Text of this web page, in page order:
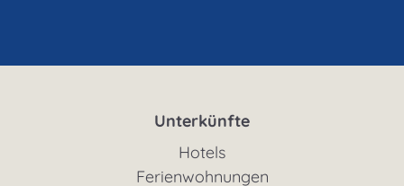
Unterkünfte
Hotels
Ferienwohnungen